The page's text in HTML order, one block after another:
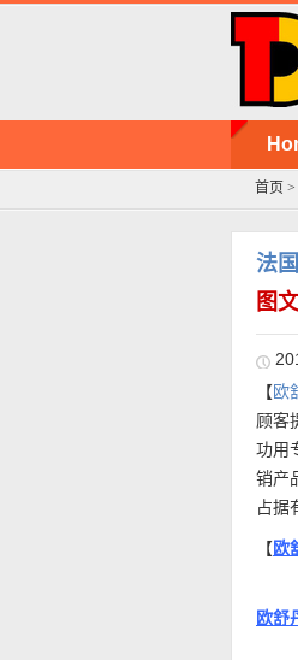
首页 >
法
图
【欧
顾客
功用
销产
占据
【欧
欧舒